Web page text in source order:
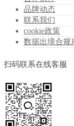
品牌动态
联系我们
cookie政策
数据出境合规
扫码联系在线客服